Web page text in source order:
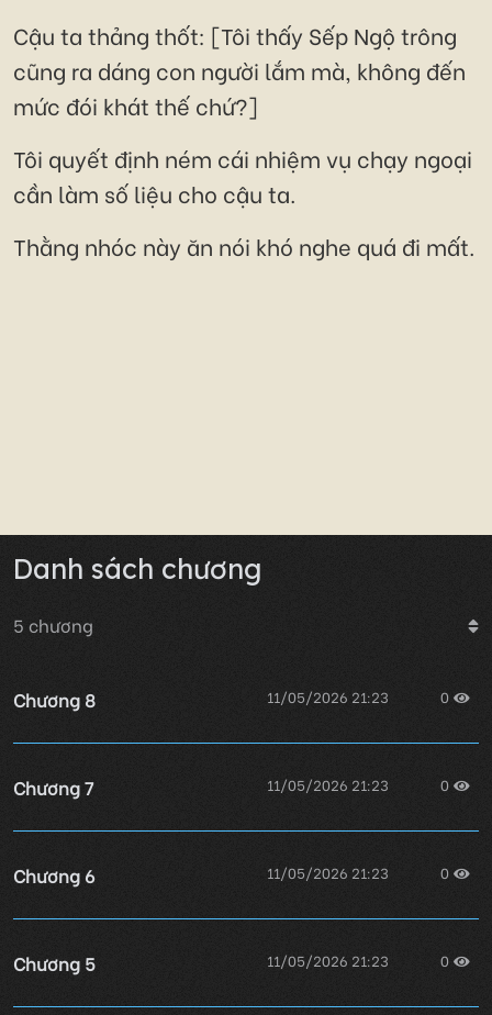
Cậu ta thảng thốt: [Tôi thấy Sếp Ngộ trông
cũng ra dáng con người lắm mà, không đến
mức đói khát thế chứ?]
Tôi quyết định ném cái nhiệm vụ chạy ngoại
cần làm số liệu cho cậu ta.
Thằng nhóc này ăn nói khó nghe quá đi mất.
Danh sách chương
5 chương
Chương 8 11/05/2026 21:23 0
Chương 7 11/05/2026 21:23 0
Chương 6 11/05/2026 21:23 0
Chương 5 11/05/2026 21:23 0